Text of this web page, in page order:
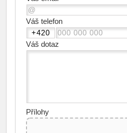
Váš telefon
Váš dotaz
Přílohy